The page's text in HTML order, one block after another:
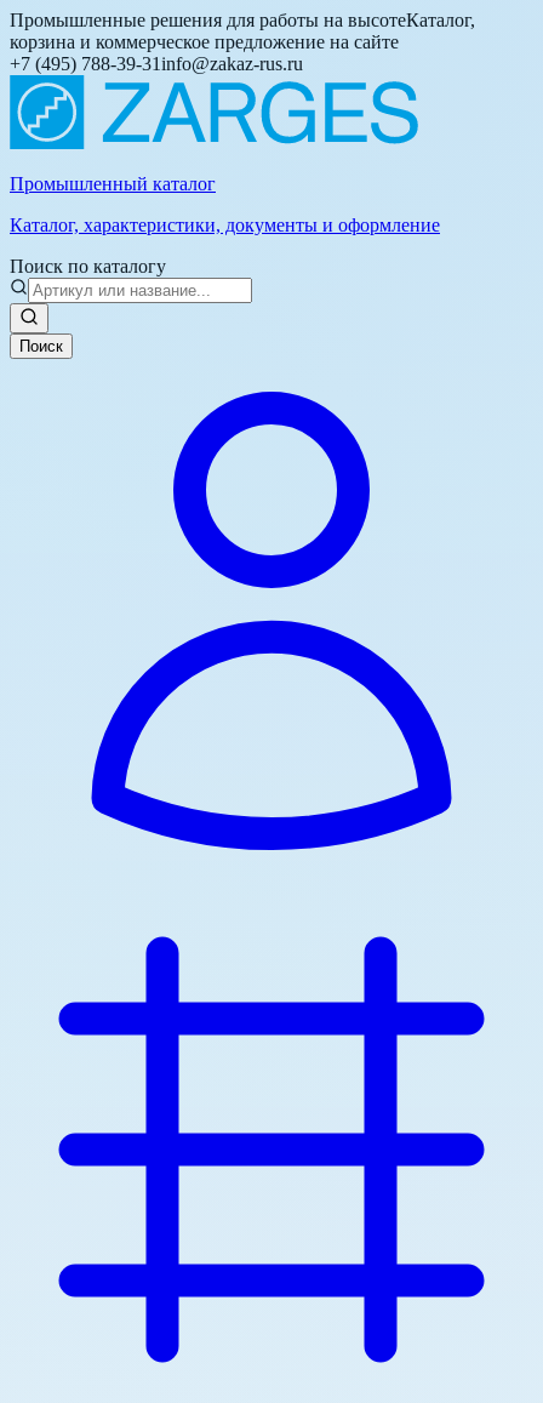
Промышленные решения для работы на высотеКаталог,
корзина и коммерческое предложение на сайте
+7 (495) 788-39-31info@zakaz-rus.ru
Промышленный каталог
Каталог, характеристики, документы и оформление
Поиск по каталогу
Поиск